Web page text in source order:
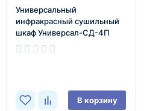
Универсальный
инфракрасный сушильный
шкаф Универсал-СД-4П
В корзину